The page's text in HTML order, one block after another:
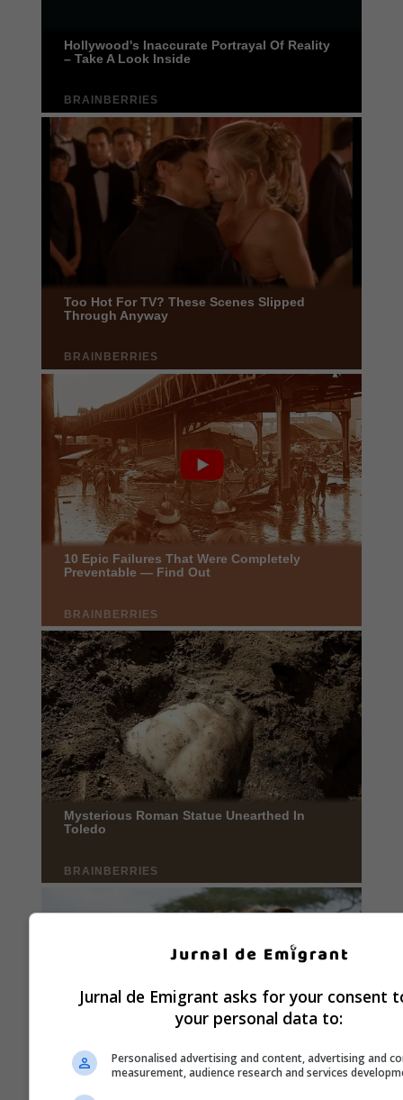
Jurnal de Emigrant asks for your consent
your personal data to:
Personalised advertising and content, advertising and
measurement, audience research and services